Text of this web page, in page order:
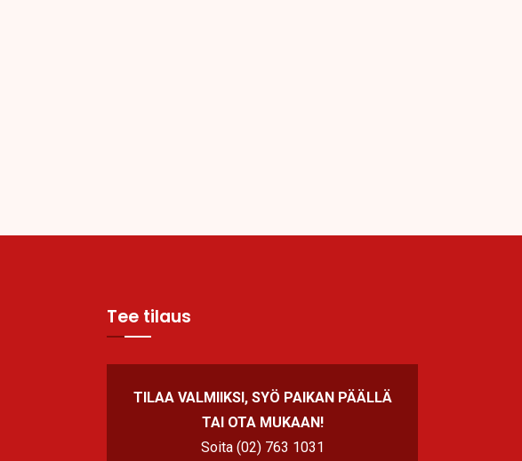
Tee tilaus
TILAA VALMIIKSI, SYÖ PAIKAN PÄÄLLÄ
TAI OTA MUKAAN!
Soita (02) 763 1031